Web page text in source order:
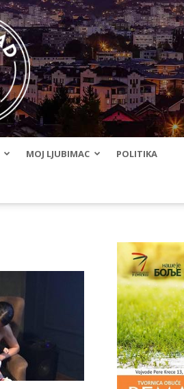
MOJ LJUBIMAC POLITIKA